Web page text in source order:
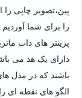
پین،تصویر چاپی را
را برای شما آوردیم
پرینتر های دات
باشند که در مدل
الگو های نقطه ای